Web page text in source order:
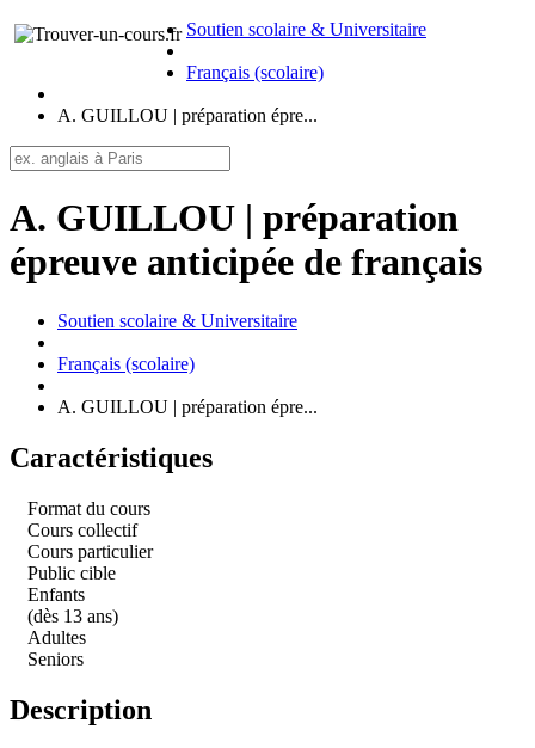
Soutien scolaire & Universitaire
Français (scolaire)
A. GUILLOU | préparation épre...
A. GUILLOU | préparation
épreuve anticipée de français
Soutien scolaire & Universitaire
Français (scolaire)
A. GUILLOU | préparation épre...
Caractéristiques
Format du cours
Cours collectif
Cours particulier
Public cible
Enfants
(dès 13 ans)
Adultes
Seniors
Description